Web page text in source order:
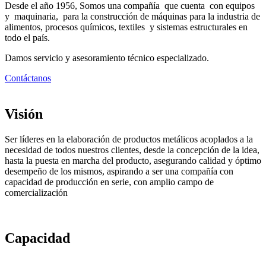
Desde el año 1956, Somos una compañía que cuenta con equipos
y maquinaria, para la construcción de máquinas para la industria de
alimentos, procesos químicos, textiles y sistemas estructurales en
todo el país.
Damos servicio y asesoramiento técnico especializado.
Contáctanos
Visión
Ser líderes en la elaboración de productos metálicos acoplados a la
necesidad de todos nuestros clientes, desde la concepción de la idea,
hasta la puesta en marcha del producto, asegurando calidad y óptimo
desempeño de los mismos, aspirando a ser una compañía con
capacidad de producción en serie, con amplio campo de
comercialización
Capacidad